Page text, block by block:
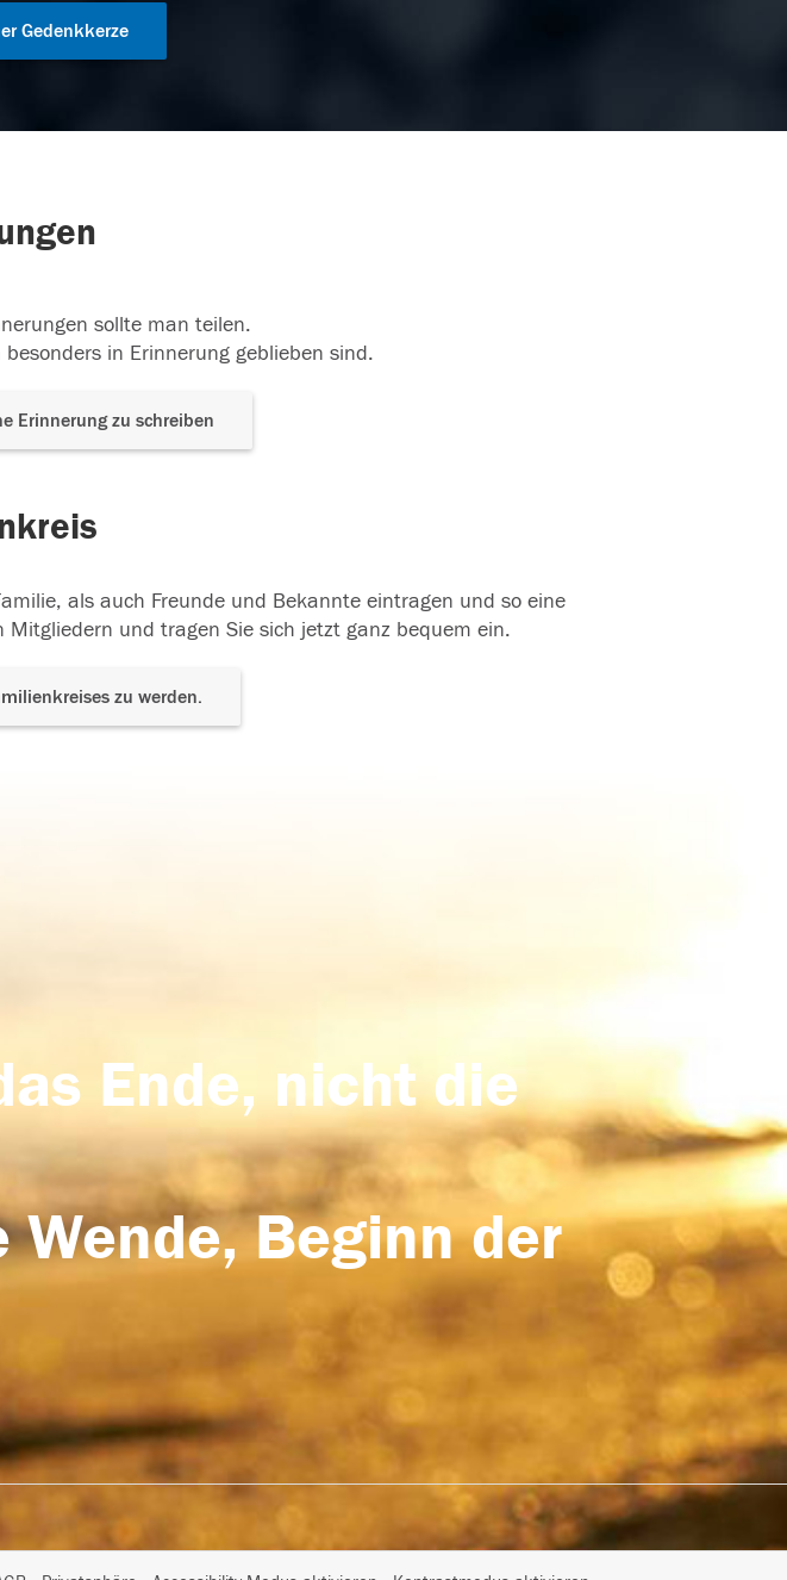
Gedenkkerze
sollte man teilen.
in Erinnerung geblieben sind.
Erinnerung zu schreiben
als auch Freunde und Bekannte eintragen und so eine
und tragen Sie sich jetzt ganz bequem ein.
zu werden.
Ende, nicht die
Wende, Beginn der